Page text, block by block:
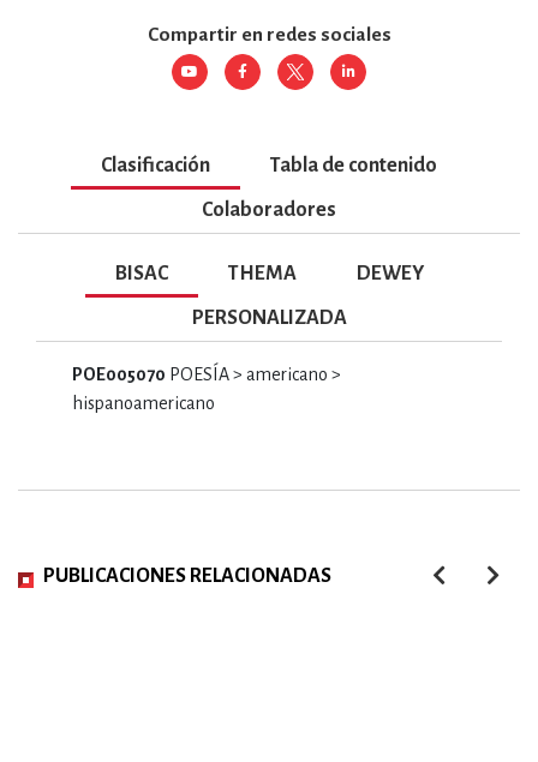
Compartir en redes sociales
Clasificación Tabla de contenido
Colaboradores
BISAC THEMA DEWEY
PERSONALIZADA
POE005070 POESÍA > americano >
hispanoamericano
PUBLICACIONES RELACIONADAS